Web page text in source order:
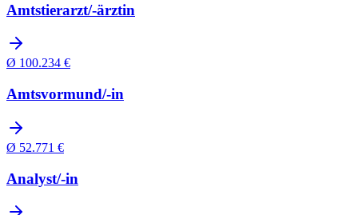
Amtstierarzt/-ärztin
Ø 100.234 €
Amtsvormund/-in
Ø 52.771 €
Analyst/-in